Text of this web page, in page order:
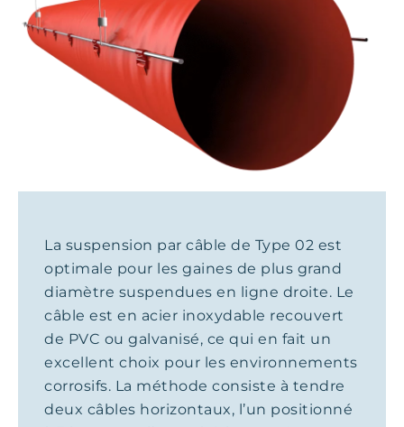
La suspension par câble de Type 02 est
optimale pour les gaines de plus grand
diamètre suspendues en ligne droite. Le
câble est en acier inoxydable recouvert
de PVC ou galvanisé, ce qui en fait un
excellent choix pour les environnements
corrosifs. La méthode consiste à tendre
deux câbles horizontaux, l’un positionné